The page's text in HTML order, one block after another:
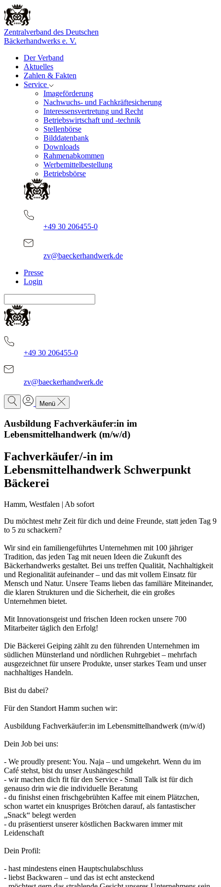
Zentralverband des Deutschen
Bäckerhandwerks e. V.
Der Verband
Aktuelles
Zahlen & Fakten
Service
Imageförderung
Nachwuchs- und Fachkräftesicherung
Interessensvertretung und Recht
Betriebswirtschaft und -technik
Stellenbörse
Bilddatenbank
Downloads
Rahmenabkommen
Werbemittelbestellung
Betriebsbörse
+49 30 206455-0
zv@baeckerhandwerk.de
Presse
Login
+49 30 206455-0
zv@baeckerhandwerk.de
Menü
Ausbildung Fachverkäufer:in im
Lebensmittelhandwerk (m/w/d)
Fachverkäufer/-in im
Lebensmittelhandwerk Schwerpunkt
Bäckerei
Hamm, Westfalen | Ab sofort
Du möchtest mehr Zeit für dich und deine Freunde, statt jeden Tag 9
to 5 zu schackern?
Wir sind ein familiengeführtes Unternehmen mit 100 jähriger
Tradition, das jeden Tag mit neuen Ideen die Zukunft des
Bäckerhandwerks gestaltet. Bei uns treffen Qualität, Nachhaltigkeit
und Regionalität aufeinander – und das mit vollem Einsatz für
Mensch und Natur. Unsere Teams lieben das familiäre Miteinander,
die klaren Strukturen und die Sicherheit, die ein großes
Unternehmen bietet.
Mit Innovationsgeist und frischen Ideen rocken unsere 700
Mitarbeiter täglich den Erfolg!
Die Bäckerei Geiping zählt zu den führenden Unternehmen im
südlichen Münsterland und nördlichen Ruhrgebiet – mehrfach
ausgezeichnet für unsere Produkte, unser starkes Team und unser
nachhaltiges Handeln.
Bist du dabei?
Für den Standort Hamm suchen wir:
Ausbildung Fachverkäufer:in im Lebensmittelhandwerk (m/w/d)
Dein Job bei uns:
- We proudly present: You. Naja – und umgekehrt. Wenn du im
Café stehst, bist du unser Aushängeschild
- wir machen dich fit für den Service - Small Talk ist für dich
genauso drin wie die individuelle Beratung
- du finishst einen frischgebrühten Kaffee mit einem Plätzchen,
schon wartet ein knuspriges Brötchen darauf, als fantastischer
„Snack“ belegt werden
- du präsentierst unserer köstlichen Backwaren immer mit
Leidenschaft
Dein Profil:
- hast mindestens einen Hauptschulabschluss
- liebst Backwaren – und das ist echt ansteckend